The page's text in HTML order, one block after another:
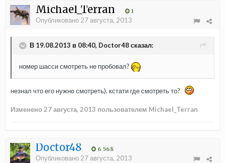
Michael_Terran 1
Опубликовано 27 августа, 2013
В 19.08.2013 в 08:40, Doctor48 сказал:
номер шасси смотреть не пробовал?
незнал что его нужно смотреть). кстати где смотреть то?
Изменено27 августа, 2013 пользователем Michael_Terran
Doctor48 6 568
Опубликовано 27 августа, 2013